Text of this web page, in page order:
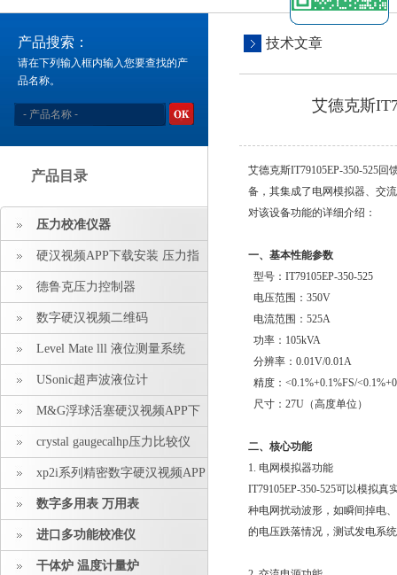
产品搜索：
请在下列输入框内输入您要查找的产
品名称。
产品目录
压力校准仪器
硬汉视频APP下载安装 压力指
示仪 压力标准源
德鲁克压力控制器
数字硬汉视频二维码
Level Mate lll 液位测量系统
USonic超声波液位计
M&G浮球活塞硬汉视频APP下
载安装crystal gaugecalhp压力比较仪
xp2i系列精密数字硬汉视频APP
下载安装数字多用表 万用表
进口多功能校准仪
干体炉 温度计量炉
技术文章
艾德克斯
艾德克斯IT79105EP-350-525
备，其集成了电网模拟器、
对该设备功能的详细介绍：
一、基本性能参数
型号：IT79105EP-350-525
电压范围：350V
电流范围：525A
功率：105kVA
分辨率：0.01V/0.01A
精度：<0.1%+0.1%FS/
尺寸：27U（高度单位）
二、核心功能
1. 电网模拟器功能
IT79105EP-350-525可以模拟真实
种电网扰动波形，如瞬间掉电
的电压跌落情况，测试发电系